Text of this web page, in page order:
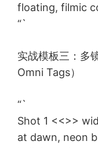
floating, filmic
“`
实战模板三：多
Omni Tags）
“`
Shot 1 <<>>
at dawn, neon